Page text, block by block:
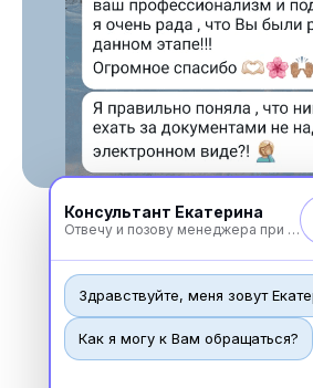
Консультант Екатерина
Отвечу и позову менеджера при необходимости
Здравствуйте, меня зовут
Как я могу к Вам обращаться?